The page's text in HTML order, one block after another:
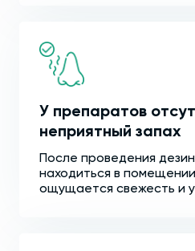
У препаратов
неприятный запах
После проведения
находиться в
ощущается свежесть и